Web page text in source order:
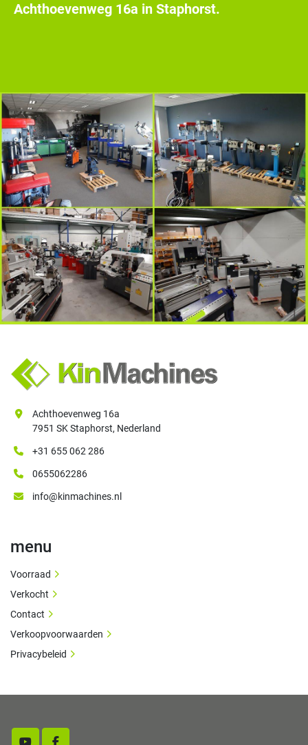
Achthoevenweg 16a in Staphorst.
Achthoevenweg 16a
7951 SK Staphorst, Nederland
+31 655 062 286
0655062286
info@kinmachines.nl
menu
Voorraad
Verkocht
Contact
Verkoopvoorwaarden
Privacybeleid